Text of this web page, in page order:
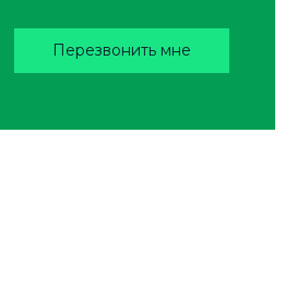
Перезвонить мне